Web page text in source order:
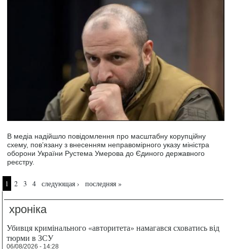
В медіа надійшло повідомлення про масштабну корупційну
схему, пов’язану з внесенням неправомірного указу міністра
оборони України Рустема Умерова до Єдиного державного
реєстру.
Страницы
1 2 3 4 следующая › последняя »
хроніка
Убивця кримінального «авторитета» намагався сховатись від
тюрми в ЗСУ
06/08/2026 - 14:28